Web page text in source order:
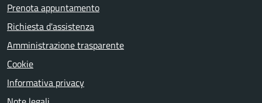
Prenota appuntamento
Richiesta d'assistenza
Amministrazione trasparente
Cookie
Informativa privacy